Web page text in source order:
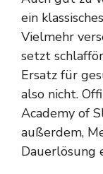
ein
Vielmehr
setzt
Ersatz für
also nicht.
Academy of
außerdem,
Dauerlösung